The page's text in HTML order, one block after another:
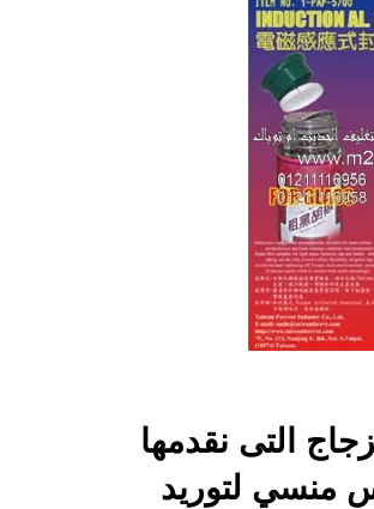
التى نقدمها
منسي لتوريد